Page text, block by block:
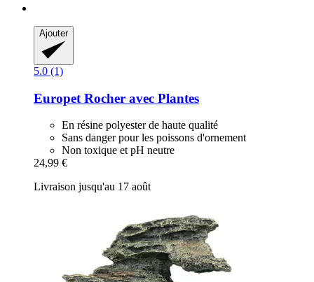
Ajouter
5.0 (1)
Europet Rocher avec Plantes
En résine polyester de haute qualité
Sans danger pour les poissons d'ornement
Non toxique et pH neutre
24,99 €
Livraison jusqu'au 17 août